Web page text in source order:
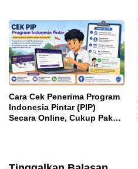
Cara Cek Penerima Program
Indonesia Pintar (PIP)
Secara Online, Cukup Pakai